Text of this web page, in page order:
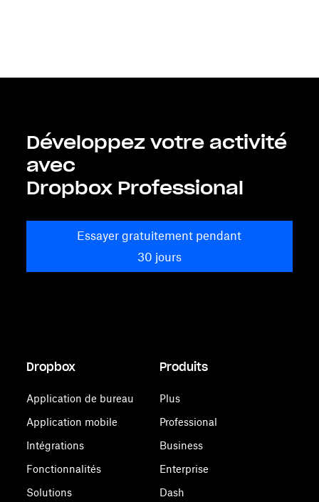
Développez votre activité
avec
Dropbox Professional
Essayer gratuitement pendant
30 jours
Dropbox
Application de bureau
Application mobile
Intégrations
Fonctionnalités
Solutions
Produits
Plus
Professional
Business
Enterprise
Dash